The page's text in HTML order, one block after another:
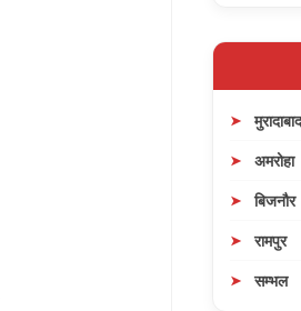
मुरादाबाद
अमरोहा
बिजनौर
रामपुर
सम्भल